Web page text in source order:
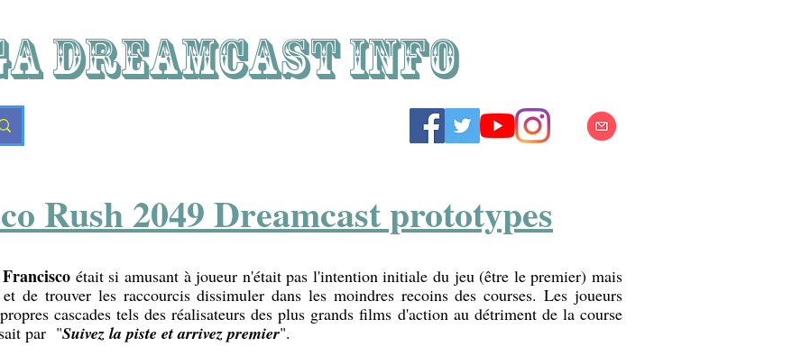
DREAMCAST iNFO
Rush 2049 Dreamcast prototypes
était si amusant à joueur n'était pas l'intention initiale du jeu (être le premier) mais
de trouver les raccourcis dissimuler dans les moindres recoins des courses. Les joueurs
cascades tels des réalisateurs des plus grands films d'action au détriment de la course
par "Suivez la piste et arrivez premier".